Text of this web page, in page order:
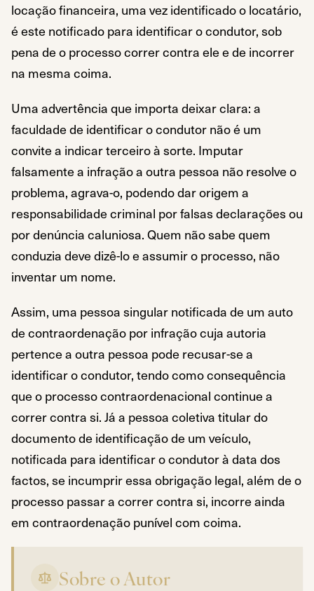
locação financeira, uma vez identificado o locatário,
é este notificado para identificar o condutor, sob
pena de o processo correr contra ele e de incorrer
na mesma coima.
Uma advertência que importa deixar clara: a
faculdade de identificar o condutor não é um
convite a indicar terceiro à sorte. Imputar
falsamente a infração a outra pessoa não resolve o
problema, agrava-o, podendo dar origem a
responsabilidade criminal por falsas declarações ou
por denúncia caluniosa. Quem não sabe quem
conduzia deve dizê-lo e assumir o processo, não
inventar um nome.
Assim, uma pessoa singular notificada de um auto
de contraordenação por infração cuja autoria
pertence a outra pessoa pode recusar-se a
identificar o condutor, tendo como consequência
que o processo contraordenacional continue a
correr contra si. Já a pessoa coletiva titular do
documento de identificação de um veículo,
notificada para identificar o condutor à data dos
factos, se incumprir essa obrigação legal, além de o
processo passar a correr contra si, incorre ainda
em contraordenação punível com coima.
A pessoa singular titular do documento de
Sobre o Autor